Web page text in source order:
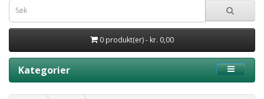
0 produkt(er) - kr. 0,00
Kategorier